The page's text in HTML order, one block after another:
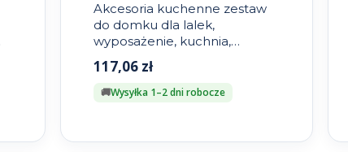
Akcesoria kuchenne zestaw
do domku dla lalek,
wyposażenie, kuchnia,
Lundby
117,06 zł
Wysyłka 1–2 dni robocze